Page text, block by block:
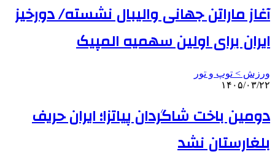
آغاز ماراتن جهانی والیبال نشسته/ دورخیز
ایران برای اولین سهمیه المپیک
ورزش > توپ و تور
۱۴۰۵/۰۳/۲۲
دومین باخت شاگردان پیاتزا؛ ایران حریف
بلغارستان نشد